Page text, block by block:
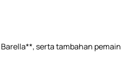
serta tambahan pemain